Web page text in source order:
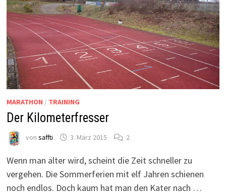
MARATHON / TRAINING
Der Kilometerfresser
von saffti 3. März 2015 2
Wenn man älter wird, scheint die Zeit schneller zu
vergehen. Die Sommerferien mit elf Jahren schienen
noch endlos. Doch kaum hat man den Kater nach …